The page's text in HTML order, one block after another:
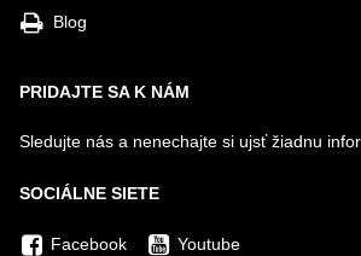
Blog
PRIDAJTE SA K NÁM
Sledujte nás a nenechajte si ujsť žiadnu
SOCIÁLNE SIETE
Facebook Youtube